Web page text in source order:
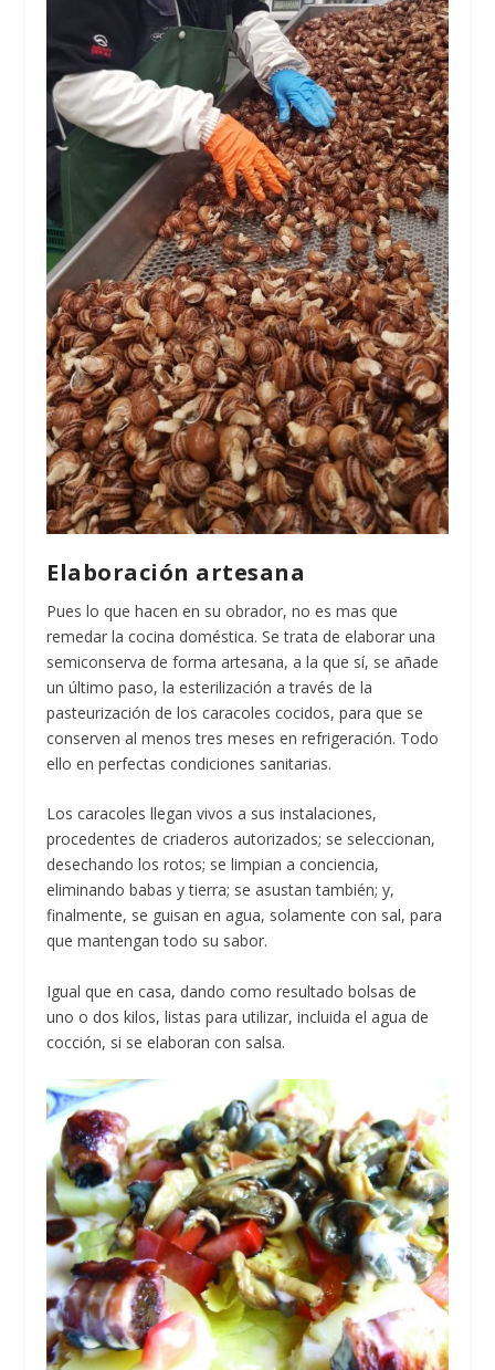
Elaboración artesana
Pues lo que hacen en su obrador, no es mas que
remedar la cocina doméstica. Se trata de elaborar una
semiconserva de forma artesana, a la que sí, se añade
un último paso, la esterilización a través de la
pasteurización de los caracoles cocidos, para que se
conserven al menos tres meses en refrigeración. Todo
ello en perfectas condiciones sanitarias.
Los caracoles llegan vivos a sus instalaciones,
procedentes de criaderos autorizados; se seleccionan,
desechando los rotos; se limpian a conciencia,
eliminando babas y tierra; se asustan también; y,
finalmente, se guisan en agua, solamente con sal, para
que mantengan todo su sabor.
Igual que en casa, dando como resultado bolsas de
uno o dos kilos, listas para utilizar, incluida el agua de
cocción, si se elaboran con salsa.